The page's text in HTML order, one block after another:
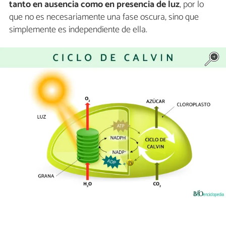
tanto en ausencia como en presencia de luz, por lo
que no es necesariamente una fase oscura, sino que
simplemente es independiente de ella.